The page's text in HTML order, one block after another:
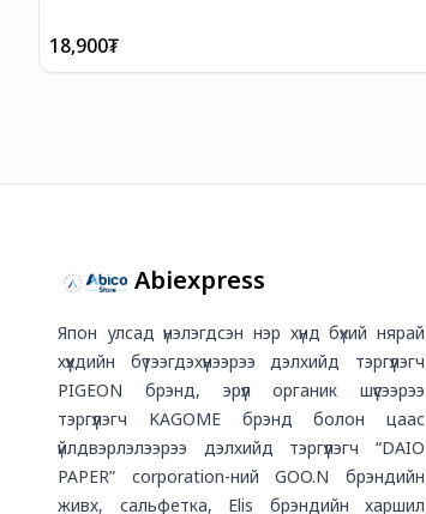
18,900₮
Abiexpress
Япон улсад үнэлэгдсэн нэр хүнд бүхий нярай
хүүхдийн бүтээгдэхүүнээрээ дэлхийд тэргүүлэгч
PIGEON брэнд, эрүүл органик шүүсээрээ
тэргүүлэгч KAGOME брэнд болон цаас
үйлдвэрлэлээрээ дэлхийд тэргүүлэгч “DAIO
PAPER” corporation-ний GOO.N брэндийн
живх, сальфетка, Elis брэндийн харшил